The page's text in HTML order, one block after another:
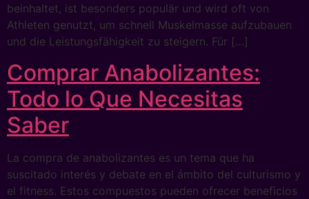
beinhaltet, ist besonders populär und wird oft von
Athleten genutzt, um schnell Muskelmasse aufzubauen
und die Leistungsfähigkeit zu steigern. Für […]
Comprar Anabolizantes:
Todo lo Que Necesitas
Saber
La compra de anabolizantes es un tema que ha
suscitado interés y debate en el ámbito del culturismo y
el fitness. Estos compuestos pueden ofrecer beneficios